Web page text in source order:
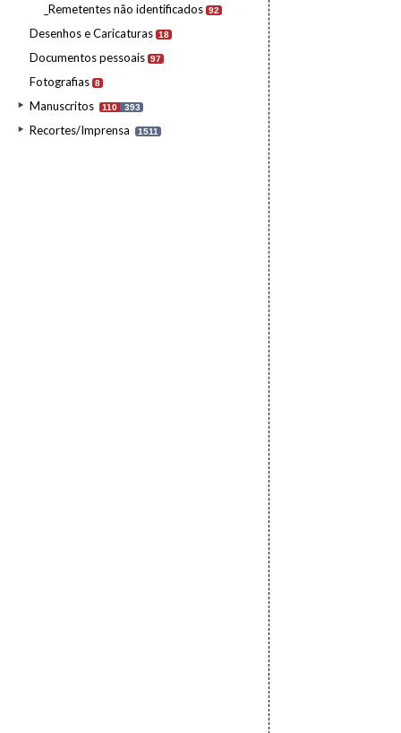
_Remetentes não identificados 92
Desenhos e Caricaturas 18
Documentos pessoais 97
Fotografias 8
Manuscritos 110 393
Recortes/Imprensa 1511